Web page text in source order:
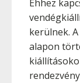
Ehhez
kerülnek.
alapon